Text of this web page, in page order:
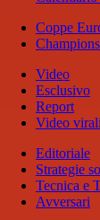
Coppe
Video
Esclusivo
Report
Video virali
Editoriale
Strategie
Tecnica e
Avversari